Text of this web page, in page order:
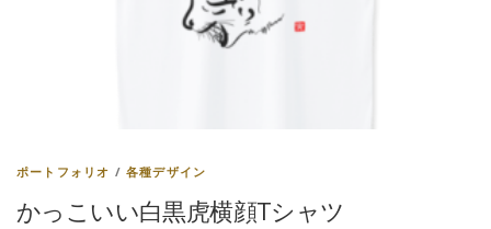
ポートフォリオ /各種デザイン
かっこいい白黒虎横顔Tシャツ